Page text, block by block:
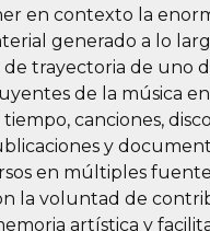
en contexto la
generado a lo
de trayectoria de uno
de la música
canciones,
y
en múltiples
la voluntad de
artística y